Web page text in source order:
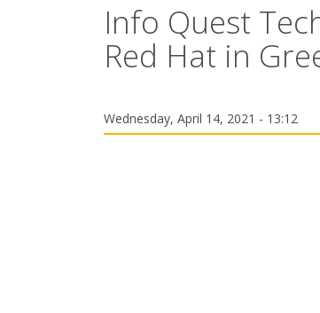
Info Quest
Red Hat in
Wednesday, April 14, 2021 - 13:12